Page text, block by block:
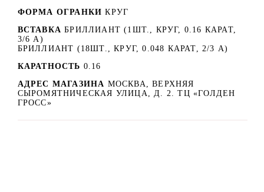
ФОРМА ОГРАНКИ КРУГ
ВСТАВКА БРИЛЛИАНТ (1ШТ., КРУГ, 0.16 КАРАТ,
3/6 А)
БРИЛЛИАНТ (18ШТ., КРУГ, 0.048 КАРАТ, 2/3 А)
КАРАТНОСТЬ 0.16
АДРЕС МАГАЗИНА МОСКВА, ВЕРХНЯЯ
СЫРОМЯТНИЧЕСКАЯ УЛИЦА, Д. 2. ТЦ «ГОЛДЕН
ГРОСС»